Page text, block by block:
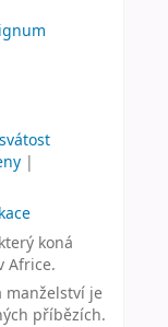
svátost
|
koná
Africe.
manželství je
příbězích.